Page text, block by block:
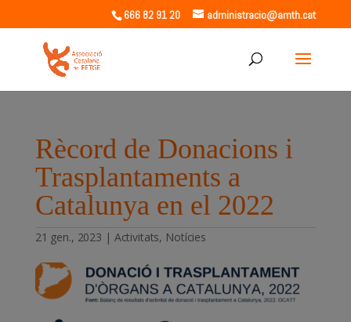
666 82 91 20 administracio@amth.cat
Rècord de Donacions i
Trasplantaments a
Catalunya en el 2022
21 gen., 2023 | Activitats, Notícies